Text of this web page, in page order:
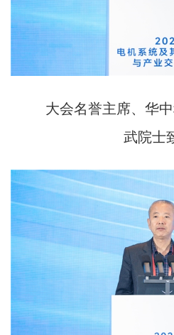
大会名誉主席、华中
武院士